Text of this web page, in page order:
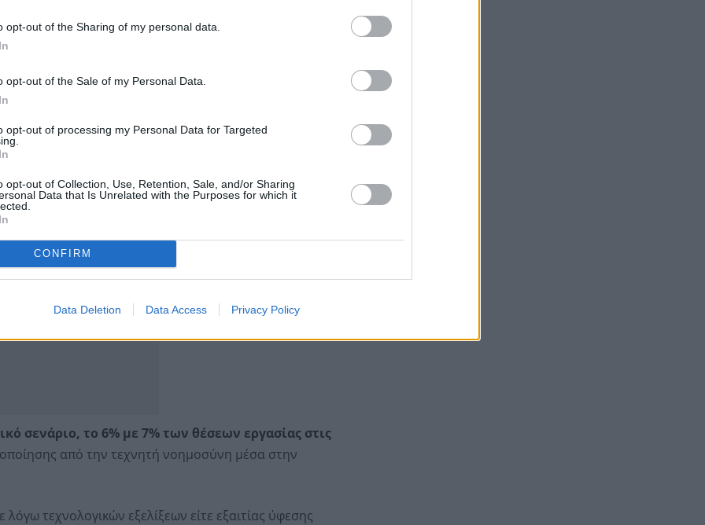
opt-out of the Sharing of my personal data.
opt-out of the Sale of my Personal Data.
opt-out of processing my Personal Data for Targeted
opt-out of Collection, Use, Retention, Sale, and/or Sharing
Data that Is Unrelated with the Purposes for which it
CONFIRM
Data Deletion Data Access Privacy Policy
τα πρώτα δείγματα «εργασιακής υποκατάστασης».
έχει ήδη αρχίσει να μειώνει τη ζήτηση για junior
εργαλεία που μπορούν να αναλάβουν
καθήκοντα.
της Goldman Sachs, υποστήριξε πως οι νεότεροι
μετάβασης. Η επιλογή πολλών επιχειρήσεων είναι
ταυτόχρονα επενδύουν στην προσαρμογή τους στα
σενάριο, το 6% με 7% των θέσεων εργασίας στις
από την τεχνητή νοημοσύνη μέσα στην
τεχνολογικών εξελίξεων είτε εξαιτίας ύφεσης